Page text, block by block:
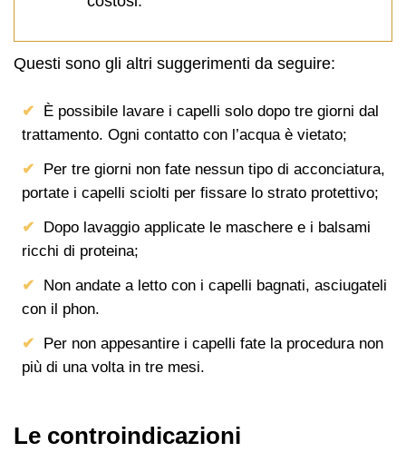
Questi sono gli altri suggerimenti da seguire:
È possibile lavare i capelli solo dopo tre giorni dal
trattamento. Ogni contatto con l’acqua è vietato;
Per tre giorni non fate nessun tipo di acconciatura,
portate i capelli sciolti per fissare lo strato protettivo;
Dopo lavaggio applicate le maschere e i balsami
ricchi di proteina;
Non andate a letto con i capelli bagnati, asciugateli
con il phon.
Per non appesantire i capelli fate la procedura non
più di una volta in tre mesi.
Le controindicazioni